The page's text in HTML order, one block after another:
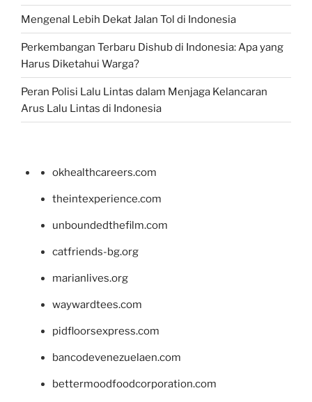
Mengenal Lebih Dekat Jalan Tol di Indonesia
Perkembangan Terbaru Dishub di Indonesia: Apa yang
Harus Diketahui Warga?
Peran Polisi Lalu Lintas dalam Menjaga Kelancaran
Arus Lalu Lintas di Indonesia
okhealthcareers.com
theintexperience.com
unboundedthefilm.com
catfriends-bg.org
marianlives.org
waywardtees.com
pidfloorsexpress.com
bancodevenezuelaen.com
bettermoodfoodcorporation.com